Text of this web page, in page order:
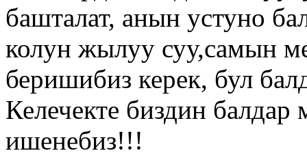
башталат, анын устуно
колун жылуу суу,самын
беришибиз керек, бул
Келечекте биздин
ишенебиз!!!